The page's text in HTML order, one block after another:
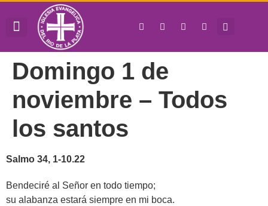
Domingo 1 de
noviembre – Todos
los santos
Salmo 34, 1-10.22
Bendeciré al Señor en todo tiempo;
su alabanza estará siempre en mi boca.